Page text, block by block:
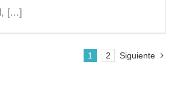
[...]
1 2 Siguiente